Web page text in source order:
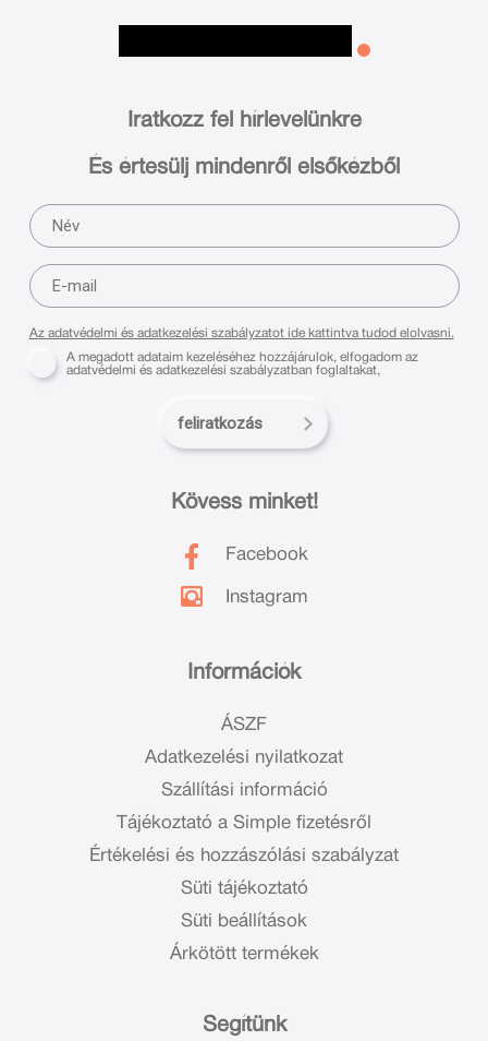
Információk
ÁSZF
Adatkezelési nyilatkozat
Szállítási információ
Tájékoztató a Simple fizetésről
Értékelési és hozzászólási szabályzat
Süti tájékoztató
Süti beállítások
Árkötött termékek
Segítünk
Kövess minket!
Facebook
Instagram
Iratkozz fel hírlevelünkre
És értesülj mindenről elsőkézből
Az adatvédelmi és adatkezelési szabályzatot ide kattintva tudod elolvasni.
A megadott adataim kezeléséhez hozzájárulok, elfogadom az
adatvédelmi és adatkezelési szabályzatban foglaltakat,
feliratkozás